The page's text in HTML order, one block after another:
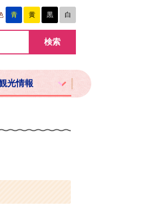
青 黄 黒 白
光情報